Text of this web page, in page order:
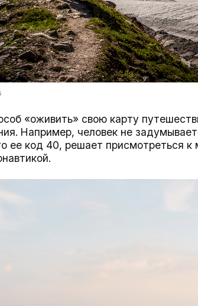
«оживить» свою карту
Например, человек не
ее код 40, решает присмотреться